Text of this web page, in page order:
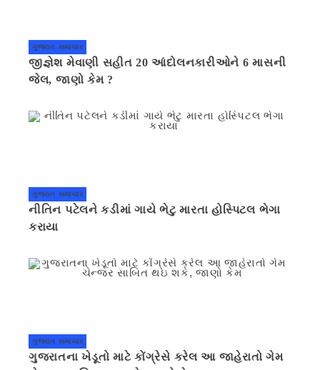
ગુજરાત સમાચાર
જીજ્ઞેશ મેવાણી સહીત 20 આંદોલનકારીઓને 6 માસની
જેલ, જાણો કેમ ?
ગુજરાત સમાચાર
નીતિન પટેલને કડીમાં ગાયે ભેટુ મારતા હોસ્પિટલ ભેગા
કરાયા
ગુજરાત સમાચાર
ગુજરાતના ખેડૂતો માટે કોંગ્રેસે કરેલ આ જાહેરાતો ગેમ